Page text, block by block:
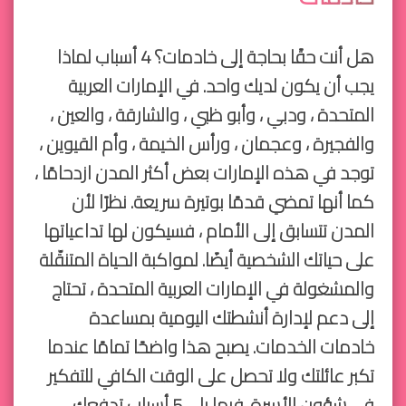
هل أنت حقًا بحاجة إلى خادمات؟ 4 أسباب لماذا
يجب أن يكون لديك واحد. في الإمارات العربية
المتحدة ، ودبي ، وأبو ظبي ، والشارقة ، والعين ،
والفجيرة ، وعجمان ، ورأس الخيمة ، وأم القيوين ،
توجد في هذه الإمارات بعض أكثر المدن ازدحامًا ،
كما أنها تمضي قدمًا بوتيرة سريعة. نظرًا لأن
المدن تتسابق إلى الأمام ، فسيكون لها تداعياتها
على حياتك الشخصية أيضًا. لمواكبة الحياة المتنقّلة
والمشغولة في الإمارات العربية المتحدة ، تحتاج
إلى دعم لإدارة أنشطتك اليومية بمساعدة
خادمات الخدمات. يصبح هذا واضحًا تمامًا عندما
تكبر عائلتك ولا تحصل على الوقت الكافي للتفكير